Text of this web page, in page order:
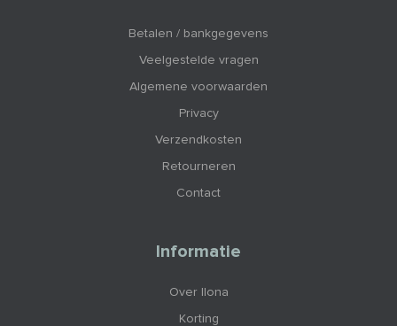
Betalen / bankgegevens
Veelgestelde vragen
Algemene voorwaarden
Privacy
Verzendkosten
Retourneren
Contact
Informatie
Over Ilona
Korting